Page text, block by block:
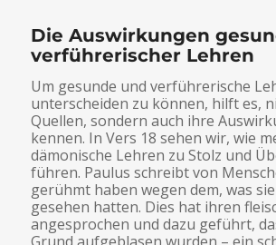
Die Auswirkungen
verführerischer Lehren
Um gesunde und verführerische
unterscheiden zu können, hilft es,
Quellen, sondern auch ihre
kennen. In Vers 18 sehen wir, wie
dämonische Lehren zu Stolz und
führen. Paulus schreibt von
gerühmt haben wegen dem, was
gesehen hatten. Dies hat ihren
angesprochen und dazu geführt,
Grund aufgeblasen wurden – ein